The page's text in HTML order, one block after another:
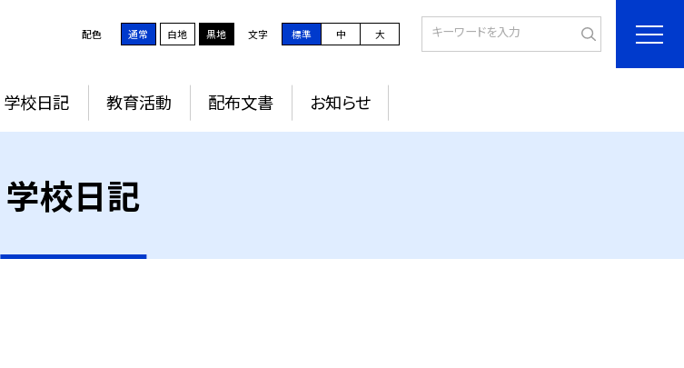
配色 通常 白地 黒地 文字 標準 中 大
学校日記 教育活動 配布文書 お知らせ
学校日記